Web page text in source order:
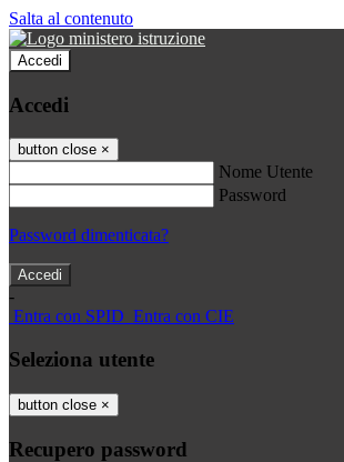
Salta al contenuto
Accedi
Accedi
button close ×
Nome Utente
Password
Password dimenticata?
-
Entra con SPID Entra con CIE
Seleziona utente
button close ×
Recupero password